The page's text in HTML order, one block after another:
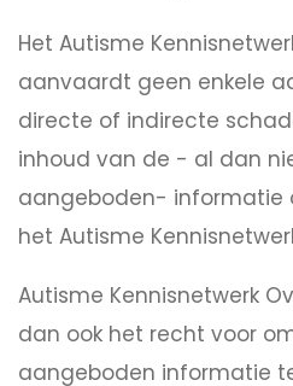
Het Autisme
aanvaardt geen enkele
directe of indirecte
inhoud van de - al dan
aangeboden- informatie
het Autisme
Autisme Kennisnetwerk
dan ook het recht voor
aangeboden informatie